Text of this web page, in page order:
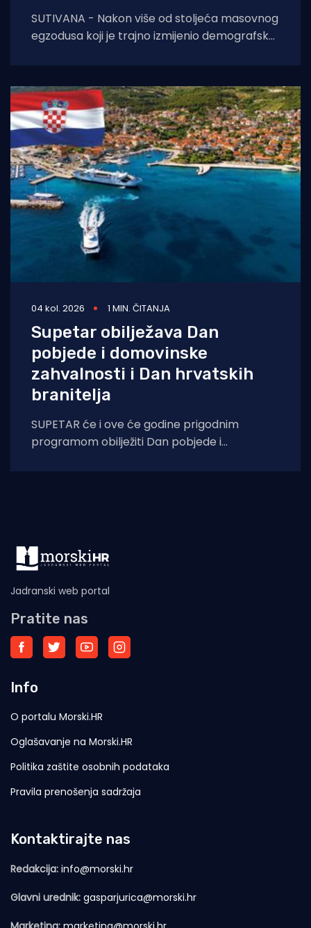
SUTIVANA - Nakon više od stoljeća masovnog
egzodusa koji je trajno izmijenio demografsku
04 kol. 2026 1 MIN. ČITANJA
Supetar obilježava Dan
pobjede i domovinske
zahvalnosti i Dan hrvatskih
branitelja
SUPETAR će i ove će godine prigodnim
programom obilježiti Dan pobjede i
Jadranski web portal
Pratite nas
Info
O portalu Morski.HR
Oglašavanje na Morski.HR
Politika zaštite osobnih podataka
Pravila prenošenja sadržaja
Kontaktirajte nas
Redakcija: info@morski.hr
Glavni urednik: gasparjurica@morski.hr